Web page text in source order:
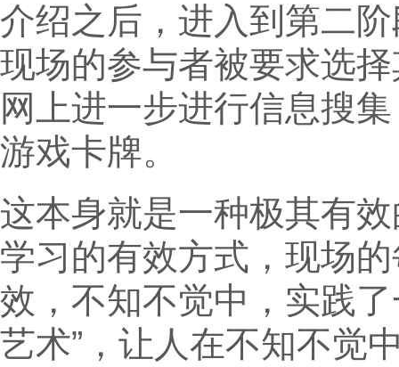
介绍之后，进入到第二
现场的参与者被要求选
网上进一步进行信息搜
游戏卡牌。
这本身就是一种极其有
学习的有效方式，现场
效，不知不觉中，实践
艺术”，让人在不知不觉